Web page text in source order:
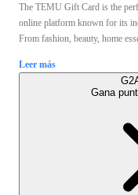
The TEMU Gift Card is the
online platform known for its
From fashion, beauty, home
Leer más
Gana